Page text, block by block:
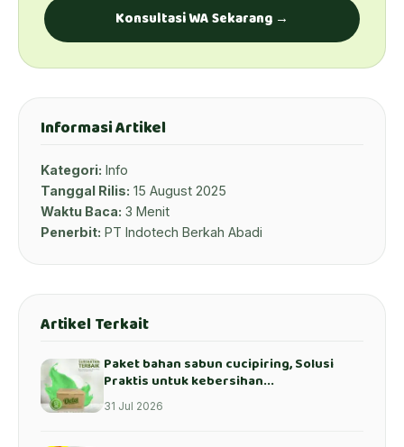
Konsultasi WA Sekarang →
Informasi Artikel
Kategori: Info
Tanggal Rilis: 15 August 2025
Waktu Baca: 3 Menit
Penerbit: PT Indotech Berkah Abadi
Artikel Terkait
Paket bahan sabun cucipiring, Solusi
Praktis untuk kebersihan...
31 Jul 2026